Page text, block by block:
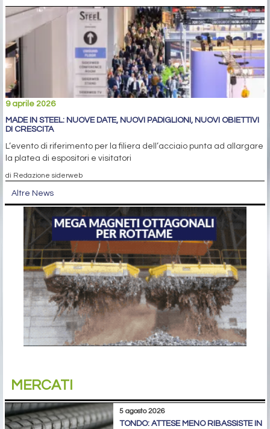
9 aprile 2026
MADE IN STEEL: NUOVE DATE, NUOVI PADIGLIONI, NUOVI OBIETTIVI
DI CRESCITA
L’evento di riferimento per la filiera dell’acciaio punta ad allargare
la platea di espositori e visitatori
di Redazione siderweb
Altre News
MERCATI
5 agosto 2026
TONDO: ATTESE MENO RIBASSISTE IN